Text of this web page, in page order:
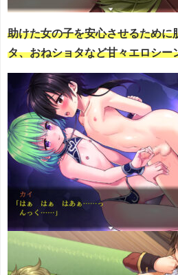
助けた女の子を安心させるため
タ、おねショタなど甘々エロシー